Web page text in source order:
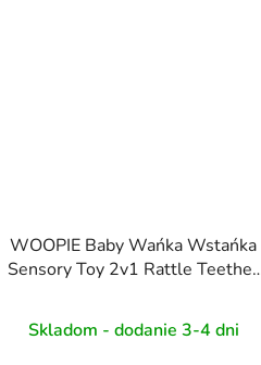
WOOPIE Baby Wańka Wstańka
Sensory Toy 2v1 Rattle Teether
Skladom - dodanie 3-4 dni